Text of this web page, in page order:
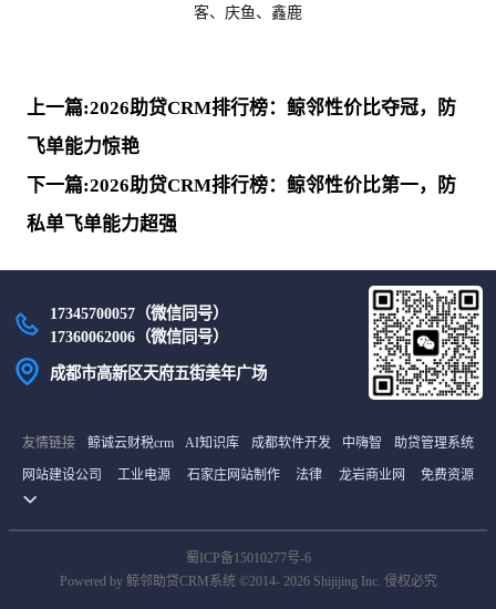
客、庆鱼、鑫鹿
上一篇:2026助贷CRM排行榜：鲸邻性价比夺冠，防
飞单能力惊艳
下一篇:2026助贷CRM排行榜：鲸邻性价比第一，防
私单飞单能力超强
17345700057（微信同号）
17360062006（微信同号）
成都市高新区天府五街美年广场
友情链接 鲸诚云财税crm AI知识库 成都软件开发 中嗨智 助贷管理系统
网站建设公司 工业电源 石家庄网站制作 法律 龙岩商业网 免费资源
货源网
沈阳资质代办 北京分类信息 tiktok直播专线
蜀ICP备15010277号-6
Powered by 鲸邻助贷CRM系统 ©2014- 2026 Shijijing Inc. 侵权必究